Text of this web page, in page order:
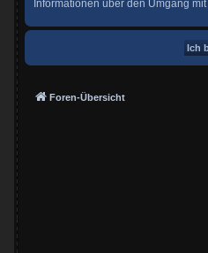
Informationen über den Umgang
Foren-Übersicht